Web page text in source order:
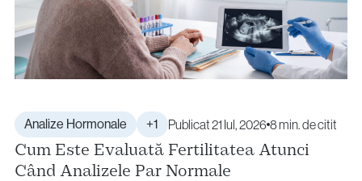
Analize Hormonale +1 Publicat 21 Iul, 2026 8 min. de citit
Cum Este Evaluată Fertilitatea Atunci
Când Analizele Par Normale